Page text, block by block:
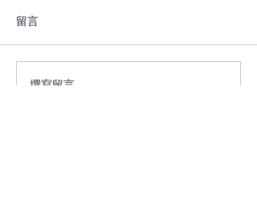
留言
撰寫留言......